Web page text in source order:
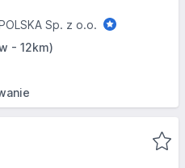
Sp. z o.o.
- 12km)